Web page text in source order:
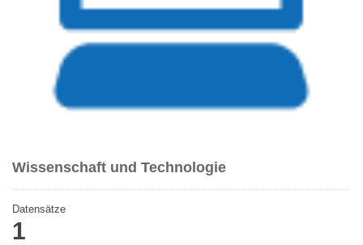
Wissenschaft und Technologie
Datensätze
1